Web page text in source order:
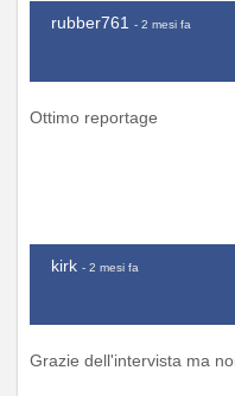
rubber761 - 2 mesi fa
Ottimo reportage
kirk - 2 mesi fa
Grazie dell'intervista ma